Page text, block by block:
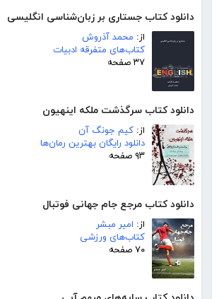
دانلود کتاب جستاری بر زبان‌شناسی انگلیسی
از: محمد آذروش
کتاب‌های متفرقه ادبیات
۳۷ صفحه
دانلود کتاب سرگذشت ملکه اینهیون
از: کیم جونگ آن
دانلود رایگان بهترین رمان‌ها
۹۳ صفحه
دانلود کتاب مرجع جام جهانی فوتبال
از: امیر مبشر
کتاب‌های ورزشی
۷۰ صفحه